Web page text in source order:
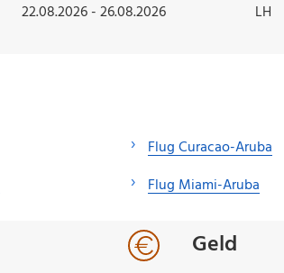
22.08.2026 - 26.08.2026 LH
Flug Curacao-Aruba
Flug Miami-Aruba
Geld